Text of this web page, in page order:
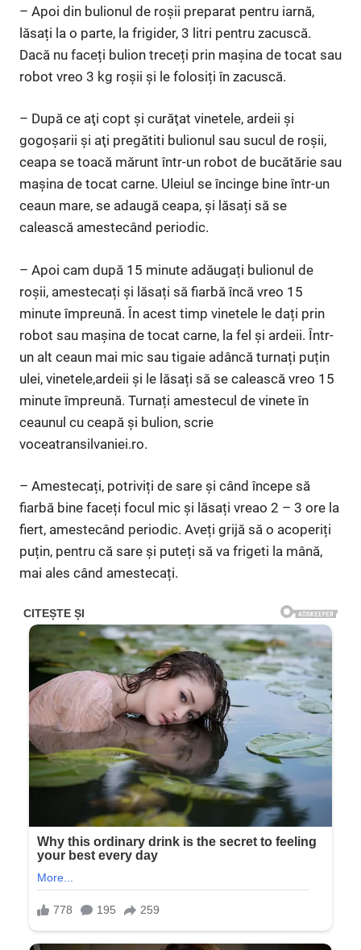
– Apoi din bulionul de roșii preparat pentru iarnă,
lăsați la o parte, la frigider, 3 litri pentru zacuscă.
Dacă nu faceți bulion treceți prin mașina de tocat sau
robot vreo 3 kg roșii și le folosiți în zacuscă.
– După ce aţi copt şi curăţat vinetele, ardeii şi
gogoşarii şi aţi pregătiti bulionul sau sucul de roşii,
ceapa se toacă mărunt într-un robot de bucătărie sau
mașina de tocat carne. Uleiul se încinge bine într-un
ceaun mare, se adaugă ceapa, și lăsați să se
calească amestecând periodic.
– Apoi cam după 15 minute adăugați bulionul de
roșii, amestecați și lăsați să fiarbă încă vreo 15
minute împreună. În acest timp vinetele le dați prin
robot sau mașina de tocat carne, la fel și ardeii. Într-
un alt ceaun mai mic sau tigaie adâncă turnați puțin
ulei, vinetele,ardeii și le lăsați să se calească vreo 15
minute împreună. Turnați amestecul de vinete în
ceaunul cu ceapă și bulion, scrie
voceatransilvaniei.ro.
– Amestecați, potriviți de sare și când începe să
fiarbă bine faceți focul mic și lăsați vreao 2 – 3 ore la
fiert, amestecând periodic. Aveți grijă să o acoperiți
puțin, pentru că sare și puteți să va frigeti la mână,
mai ales când amestecați.